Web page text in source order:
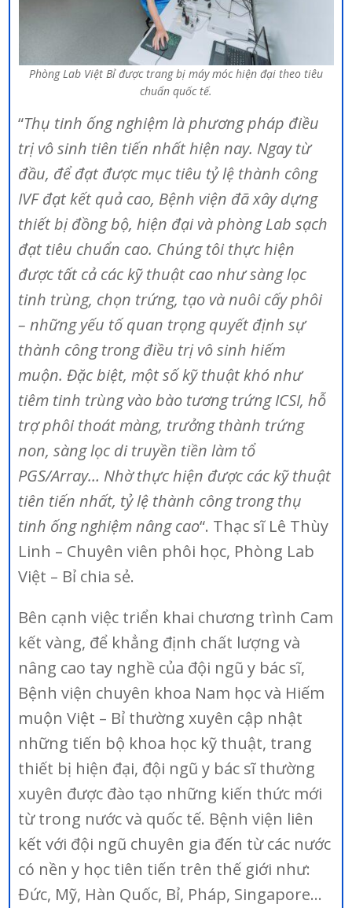
Phòng Lab Việt Bỉ được trang bị máy móc hiện đại theo tiêu
chuẩn quốc tế.
“Thụ tinh ống nghiệm là phương pháp điều
trị vô sinh tiên tiến nhất hiện nay. Ngay từ
đầu, để đạt được mục tiêu tỷ lệ thành công
IVF đạt kết quả cao, Bệnh viện đã xây dựng
thiết bị đồng bộ, hiện đại và phòng Lab sạch
đạt tiêu chuẩn cao. Chúng tôi thực hiện
được tất cả các kỹ thuật cao như sàng lọc
tinh trùng, chọn trứng, tạo và nuôi cấy phôi
– những yếu tố quan trọng quyết định sự
thành công trong điều trị vô sinh hiếm
muộn. Đặc biệt, một số kỹ thuật khó như
tiêm tinh trùng vào bào tương trứng ICSI, hỗ
trợ phôi thoát màng, trưởng thành trứng
non, sàng lọc di truyền tiền làm tổ
PGS/Array… Nhờ thực hiện được các kỹ thuật
tiên tiến nhất, tỷ lệ thành công trong thụ
tinh ống nghiệm nâng cao“. Thạc sĩ Lê Thùy
Linh – Chuyên viên phôi học, Phòng Lab
Việt – Bỉ chia sẻ.
Bên cạnh việc triển khai chương trình Cam
kết vàng, để khẳng định chất lượng và
nâng cao tay nghề của đội ngũ y bác sĩ,
Bệnh viện chuyên khoa Nam học và Hiếm
muộn Việt – Bỉ thường xuyên cập nhật
những tiến bộ khoa học kỹ thuật, trang
thiết bị hiện đại, đội ngũ y bác sĩ thường
xuyên được đào tạo những kiến thức mới
từ trong nước và quốc tế. Bệnh viện liên
kết với đội ngũ chuyên gia đến từ các nước
có nền y học tiên tiến trên thế giới như:
Đức, Mỹ, Hàn Quốc, Bỉ, Pháp, Singapore…